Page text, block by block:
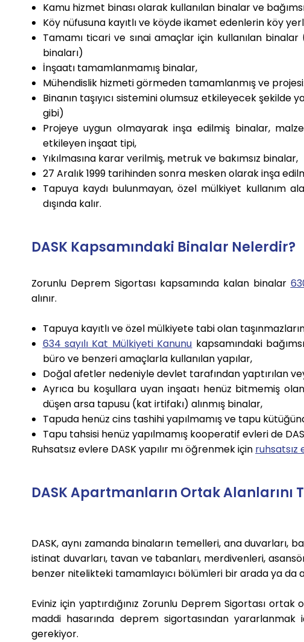
Kamu hizmet binası olarak kullanılan binalar ve
Köy nüfusuna kayıtlı ve köyde ikamet edenlerin köy
Tamamı ticari ve sınai amaçlar için kullanılan
binaları)
İnşaatı tamamlanmamış binalar,
Mühendislik hizmeti görmeden tamamlanmış ve
Binanın taşıyıcı sistemini olumsuz etkileyecek
gibi)
Projeye uygun olmayarak inşa edilmiş binalar,
etkileyen inşaat tipi,
Yıkılmasına karar verilmiş, metruk ve bakımsız binalar,
27 Aralık 1999 tarihinden sonra mesken olarak inşa
Tapuya kaydı bulunmayan, özel mülkiyet kullanım
dışında kalır.
DASK Kapsamındaki Binalar Nelerdir?
Zorunlu Deprem Sigortası kapsamında kalan binalar
alınır.
Tapuya kayıtlı ve özel mülkiyete tabi olan
634 sayılı Kat Mülkiyeti Kanunu kapsamındaki
büro ve benzeri amaçlarla kullanılan yapılar,
Doğal afetler nedeniyle devlet tarafından yaptırılan
Ayrıca bu koşullara uyan inşaatı henüz bitmemiş
düşen arsa tapusu (kat irtifakı) alınmış binalar,
Tapuda henüz cins tashihi yapılmamış ve tapu
Tapu tahsisi henüz yapılmamış kooperatif evleri de
Ruhsatsız evlere DASK yapılır mı öğrenmek için ruhsatsız
DASK Apartmanların Ortak Alanlarını
DASK, aynı zamanda binaların temelleri, ana duvarları,
istinat duvarları, tavan ve tabanları, merdivenleri,
benzer nitelikteki tamamlayıcı bölümleri bir arada ya da
Eviniz için yaptırdığınız Zorunlu Deprem Sigortası
maddi hasarında deprem sigortasından
gerekiyor.